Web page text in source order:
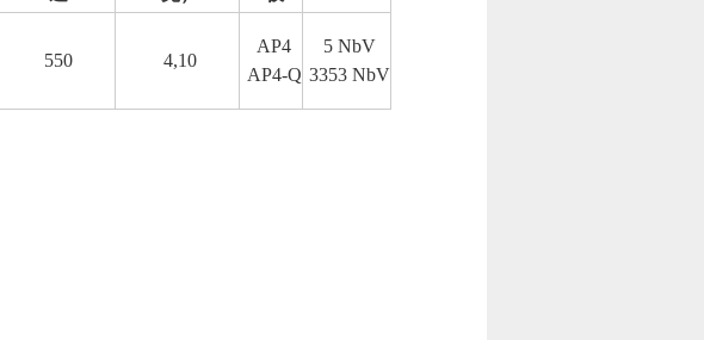
550 4,10
AP4
AP4-Q
5 NbV
3353 NbV